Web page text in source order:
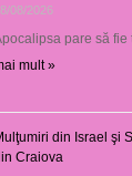
08/2026
pare să fie
mult »
din Israel şi
Craiova